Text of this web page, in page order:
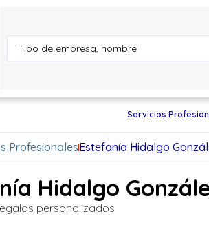
Servicios
ProfesionalesEstefanía Hidalgo
Hidalgo
personalizados